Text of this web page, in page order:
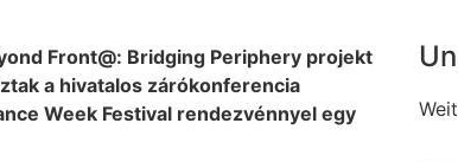
Front@: Bridging Periphery projekt
a hivatalos zárókonferencia
Week Festival rendezvénnyel egy